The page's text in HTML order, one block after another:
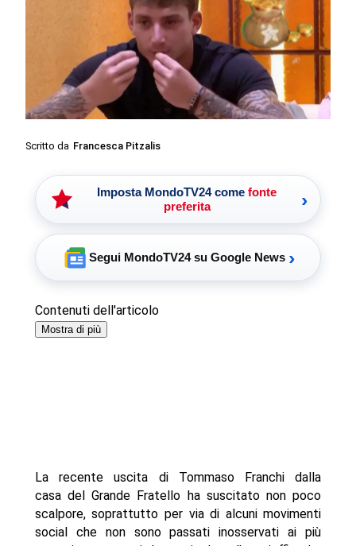
Scritto da Francesca Pitzalis
Imposta MondoTV24 come fonte
preferita
›
Segui MondoTV24 su Google News ›
Contenuti dell'articolo
Mostra di più
La recente uscita di Tommaso Franchi dalla
casa del Grande Fratello ha suscitato non poco
scalpore, soprattutto per via di alcuni movimenti
social che non sono passati inosservati ai più